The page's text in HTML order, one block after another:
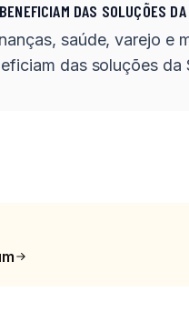
DAS SOLUÇÕES
saúde, varejo e
das soluções da